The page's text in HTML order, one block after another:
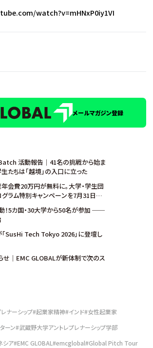
watch?v=mHNxP0iy1VI
メールマガジン登録
活動報告｜41名の挑戦から始ま
たちは「越境」の入口に立った
会費20万円が無料に。大学・学生団
ラム特別キャンペーンを7月31日ま
5カ国・30大学から50名が参加 ──
SusHi Tech Tokyo 2026」に登壇し
せ｜EMC GLOBALが新体制で次のス
ナーシップ#起業家精神#インド#女性起業家
ーン#武蔵野大学アントレプレナーシップ学部
シア#EMC GLOBAL#emcglobal#Global Pitch Tour